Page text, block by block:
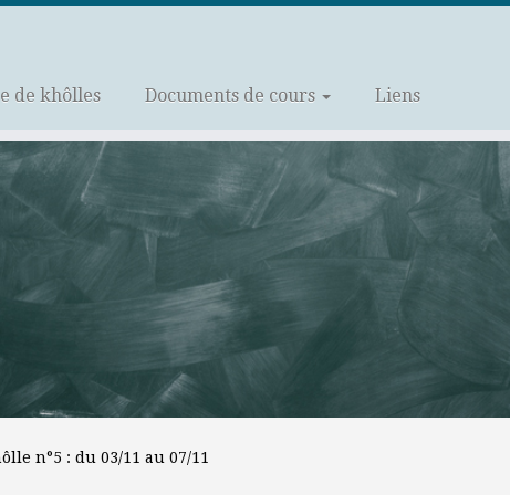
de khôlles Documents de cours Liens
n°5 : du 03/11 au 07/11